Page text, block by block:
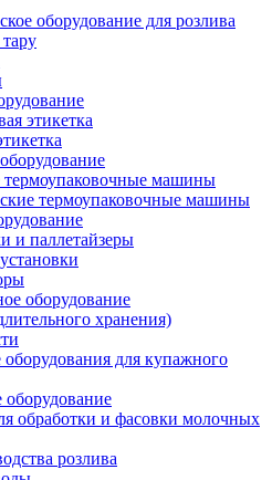
оборудование для розлива
этикетка
термоупаковочные машины
термоупаковочные машины
и паллетайзеры
оборудование
хранения)
для купажного
обработки и фасовки молочных
розлива